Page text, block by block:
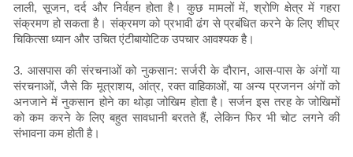
लाली, सूजन, दर्द और निर्वहन होता है। कुछ मामलों में, श्रोणि क्षेत्र में गहरा
संक्रमण हो सकता है। संक्रमण को प्रभावी ढंग से प्रबंधित करने के लिए शीघ्र
चिकित्सा ध्यान और उचित एंटीबायोटिक उपचार आवश्यक है।
3. आसपास की संरचनाओं को नुकसान: सर्जरी के दौरान, आस-पास के अंगों या
संरचनाओं, जैसे कि मूत्राशय, आंत्र, रक्त वाहिकाओं, या अन्य प्रजनन अंगों को
अनजाने में नुकसान होने का थोड़ा जोखिम होता है। सर्जन इस तरह के जोखिमों
को कम करने के लिए बहुत सावधानी बरतते हैं, लेकिन फिर भी चोट लगने की
संभावना कम होती है।